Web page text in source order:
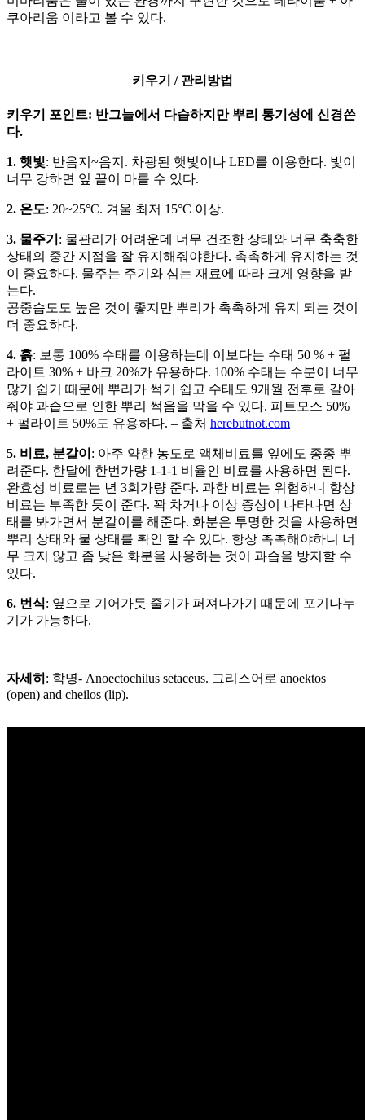
쿠아리움 이라고 볼 수 있다.
키우기 / 관리방법
키우기 포인트: 반그늘에서 다습하지만 뿌리 통기성에 신경쓴
다.
1. 햇빛: 반음지~음지. 차광된 햇빛이나 LED를 이용한다. 빛이
너무 강하면 잎 끝이 마를 수 있다.
2. 온도: 20~25°C. 겨울 최저 15°C 이상.
3. 물주기 : 물관리가 어려운데 너무 건조한 상태와 너무 축축한
상태의 중간 지점을 잘 유지해줘야한다. 촉촉하게 유지하는 것
이 중요하다. 물주는 주기와 심는 재료에 따라 크게 영향을 받
는다.
공중습도도 높은 것이 좋지만 뿌리가 촉촉하게 유지 되는 것이
더 중요하다.
4. 흙: 보통 100% 수태를 이용하는데 이보다는 수태 50 % + 펄
라이트 30% + 바크 20%가 유용하다. 100% 수태는 수분이 너무
많기 쉽기 때문에 뿌리가 썩기 쉽고 수태도 9개월 전후로 갈아
줘야 과습으로 인한 뿌리 썩음을 막을 수 있다. 피트모스 50%
+ 펄라이트 50%도 유용하다. – 출처 herebutnot.com
5. 비료, 분갈이 : 아주 약한 농도로 액체비료를 잎에도 종종 뿌
려준다. 한달에 한번가량 1-1-1 비율인 비료를 사용하면 된다.
완효성 비료로는 년 3회가량 준다. 과한 비료는 위험하니 항상
비료는 부족한 듯이 준다. 꽉 차거나 이상 증상이 나타나면 상
태를 봐가면서 분갈이를 해준다. 화분은 투명한 것을 사용하면
뿌리 상태와 물 상태를 확인 할 수 있다. 항상 촉촉해야하니 너
무 크지 않고 좀 낮은 화분을 사용하는 것이 과습을 방지할 수
있다.
6. 번식: 옆으로 기어가듯 줄기가 퍼져나가기 때문에 포기나누
기가 가능하다.
자세히 : 학명- Anoectochilus setaceus. 그리스어로 anoektos
(open) and cheilos (lip).